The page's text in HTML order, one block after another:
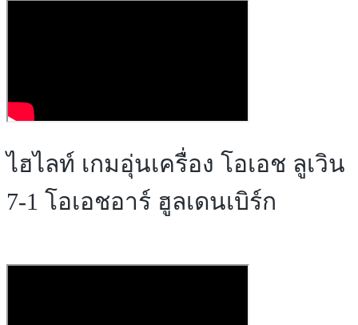
ไฮไลท์ เกมอุ่นเครื่อง โอเอช ลูเวิน
7-1 โอเอชอาร์ ฮูลเดนเบิร์ก